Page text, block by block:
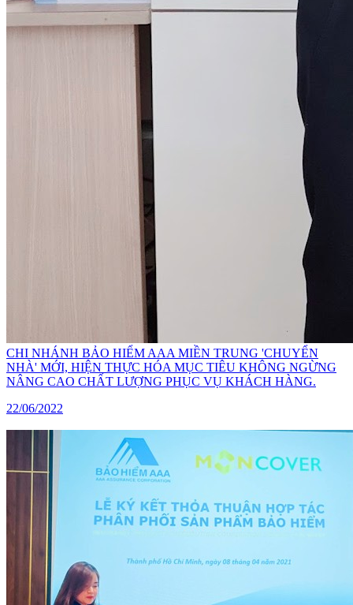
CHI NHÁNH BẢO HIỂM AAA MIỀN TRUNG 'CHUYỂN
NHÀ' MỚI, HIỆN THỰC HÓA MỤC TIÊU KHÔNG NGỪNG
NÂNG CAO CHẤT LƯỢNG PHỤC VỤ KHÁCH HÀNG.
22/06/2022